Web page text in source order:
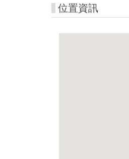
位置資訊